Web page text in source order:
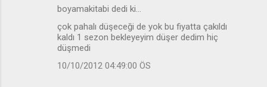
boyamakitabi dedi ki…
çok pahalı düşeceği de yok bu fiyatta çakıldı
kaldı 1 sezon bekleyeyim düşer dedim hiç
düşmedi
10/10/2012 04:49:00 ÖS